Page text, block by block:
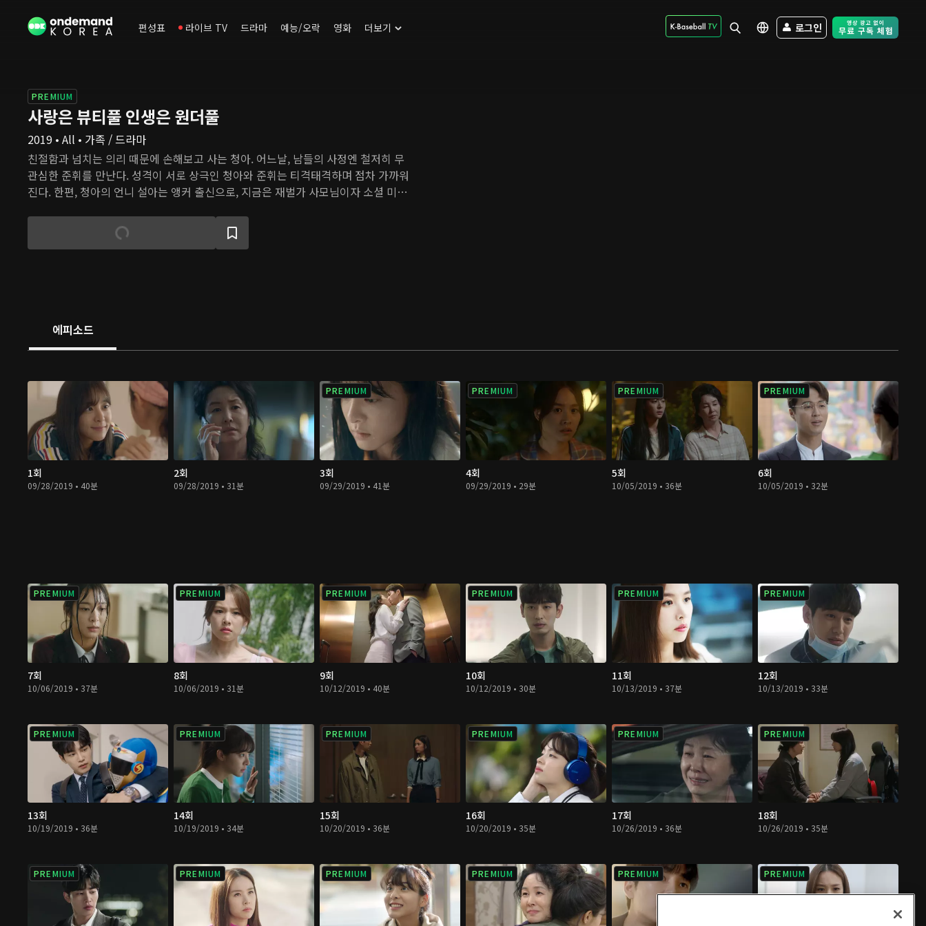
편성표 라이브 TV 드라마 예능/오락 영화 더보기 로그인 Free Trial -
PREMIUM
사랑은 뷰티풀 인생은 원더풀
2019 • All • 가족 / 드라마
친절함과 넘치는 의리 때문에 손해보고 사는 청아. 어느날, 남들의 사정엔 철저히 무
관심한 준휘를 만난다. 성격이 서로 상극인 청아와 준휘는 티격태격하며 점차 가까워
진다. 한편, 청아의 언니 설아는 앵커 출신으로, 지금은 재벌가 사모님이자 소셜 미디
만나며 변화의 조짐을 보인다. 특급 호텔 셰프이지만 지금은 작은 식당을 운영하는 태
랑은 설아에게 소탈하고 낭만적인 삶의 의미를 되새긴다.
에피소드
1회
09/28/2019 • 40분
2회
09/28/2019 • 31분
PREMIUM
3회
09/29/2019 • 41분
PREMIUM
4회
09/29/2019 • 29분
PREMIUM
5회
10/05/2019 • 36분
PREMIUM
6회
10/05/2019 • 32분
PREMIUM
7회
10/06/2019 • 37분
PREMIUM
8회
10/06/2019 • 31분
PREMIUM
9회
10/12/2019 • 40분
PREMIUM
10회
10/12/2019 • 30분
PREMIUM
11회
10/13/2019 • 37분
PREMIUM
12회
10/13/2019 • 33분
PREMIUM
13회
10/19/2019 • 36분
PREMIUM
14회
10/19/2019 • 34분
PREMIUM
15회
10/20/2019 • 36분
PREMIUM
16회
10/20/2019 • 35분
PREMIUM
17회
10/26/2019 • 36분
PREMIUM
18회
10/26/2019 • 35분
PREMIUM PREMIUM PREMIUM PREMIUM PREMIUM PREMIUM